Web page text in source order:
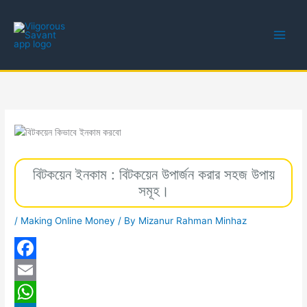
content
বিটকয়েন ইনকাম : বিটকয়েন উপার্জন করার সহজ উপায়
সমূহ।
/ Making Online Money / By Mizanur Rahman Minhaz
F
aE